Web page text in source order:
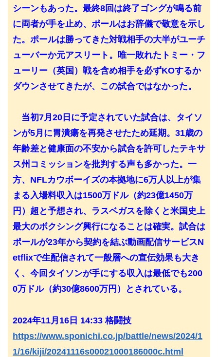
シーンもあった。最終8回は終了ゴングが鳴る前
に両者が手を止め、ポールはお辞儀で敬意を示し
た。ポールは勝ってきた対戦相手の大半がユーチ
ューバーか元アスリート。唯一敗れたトミー・フ
ューリー（英国）戦を含め相手を必ずKOするか
ダウンさせてきたが、この試合ではなかった。
当初7月20日に予定されていた試合は、タイソ
ンが5月に胃潰瘍を再発させたため延期。31歳の
年齢差と健康面の不安から試合を許可したテキサ
ス州コミッションを批判する声も多かった。一
方、NFLカウボーイズの本拠地に6万人以上が集
まる入場料収入は1500万ドル（約23億1450万
円）超と予想され、ラスベガスを除くと米国史上
最大のボクシング興行になることは確実。試合は
ポールが23年から契約を結ぶ動画配信サービスN
etflixで生配信されて一般層への宣伝効果も大き
く、今回タイソンが手にする収入は最低でも200
0万ドル（約30億8600万円）とされている。
2024年11月16日 14:33 格闘技
https://www.sponichi.co.jp/battle/news/2024/1
1/16/kiji/20241116s00021000186000c.html